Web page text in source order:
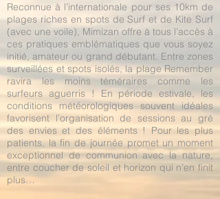
Reconnue à l’internationale pour ses 10km de
plages riches en spots de Surf et de Kite Surf
(avec une voile), Mimizan offre à tous l’accès à
ces pratiques emblématiques que vous soyez
initié, amateur ou grand débutant. Entre zones
surveillées et spots isolés, la plage Remember
ravira les moins téméraires comme les
surfeurs aguerris ! En période estivale, les
conditions météorologiques souvent idéales
favorisent l’organisation de sessions au gré
des envies et des éléments ! Pour les plus
patients, la fin de journée promet un moment
exceptionnel de communion avec la nature,
entre coucher de soleil et horizon qui n’en finit
plus…